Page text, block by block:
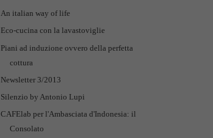
An italian way of life
Eco-cucina con la lavastoviglie
Piani ad induzione ovvero della perfetta
cottura
Newsletter 3/2013
Silenzio by Antonio Lupi
CAFElab per l'Ambasciata d'Indonesia: il
Consolato